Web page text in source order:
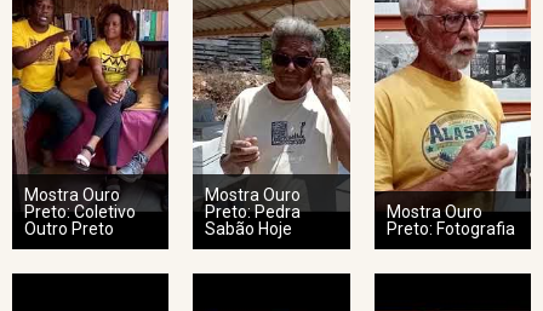
Mostra Ouro
Preto: Coletivo
Outro Preto
Mostra Ouro
Preto: Pedra
Sabão Hoje
Mostra Ouro
Preto: Fotografia